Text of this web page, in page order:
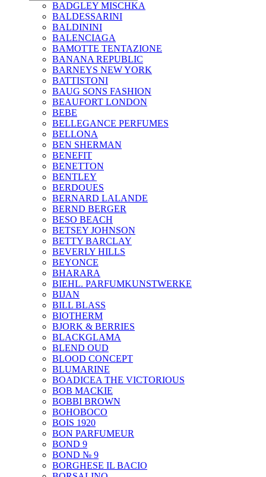
BADGLEY MISCHKA
BALDESSARINI
BALDININI
BALENCIAGA
BAMOTTE TENTAZIONE
BANANA REPUBLIC
BARNEYS NEW YORK
BATTISTONI
BAUG SONS FASHION
BEAUFORT LONDON
BEBE
BELLEGANCE PERFUMES
BELLONA
BEN SHERMAN
BENEFIT
BENETTON
BENTLEY
BERDOUES
BERNARD LALANDE
BERND BERGER
BESO BEACH
BETSEY JOHNSON
BETTY BARCLAY
BEVERLY HILLS
BEYONCE
BHARARA
BIEHL. PARFUMKUNSTWERKE
BIJAN
BILL BLASS
BIOTHERM
BJORK & BERRIES
BLACKGLAMA
BLEND OUD
BLOOD CONCEPT
BLUMARINE
BOADICEA THE VICTORIOUS
BOB MACKIE
BOBBI BROWN
BOHOBOCO
BOIS 1920
BON PARFUMEUR
BOND 9
BOND № 9
BORGHESE IL BACIO